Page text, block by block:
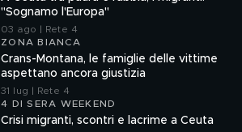
"Sognamo l'Europa"
03 ago | Rete 4
ZONA BIANCA
Crans-Montana, le famiglie delle vittime
aspettano ancora giustizia
31 lug | Rete 4
4 DI SERA WEEKEND
Crisi migranti, scontri e lacrime a Ceuta